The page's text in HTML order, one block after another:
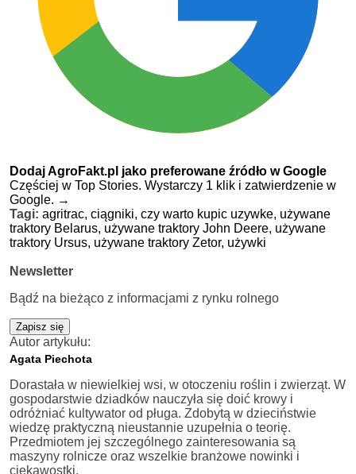
Dodaj AgroFakt.pl jako preferowane źródło w Google
Częściej w Top Stories. Wystarczy 1 klik i zatwierdzenie w
Google. →
Tagi: agritrac, ciągniki, czy warto kupic uzywke, używane
traktory Belarus, używane traktory John Deere, używane
traktory Ursus, używane traktory Zetor, używki
Newsletter
Bądź na bieżąco z informacjami z rynku rolnego
Zapisz się
Autor artykułu:
Agata Piechota
Dorastała w niewielkiej wsi, w otoczeniu roślin i zwierząt. W
gospodarstwie dziadków nauczyła się doić krowy i
odróżniać kultywator od pługa. Zdobytą w dzieciństwie
wiedzę praktyczną nieustannie uzupełnia o teorię.
Przedmiotem jej szczególnego zainteresowania są
maszyny rolnicze oraz wszelkie branżowe nowinki i
ciekawostki.